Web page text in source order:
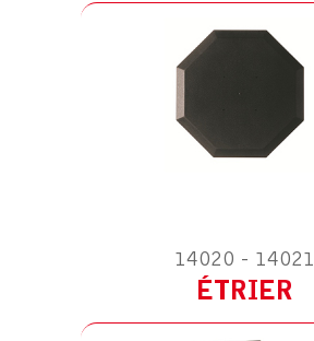
14020 - 14021
ÉTRIER
ÉQUERRE MURALE